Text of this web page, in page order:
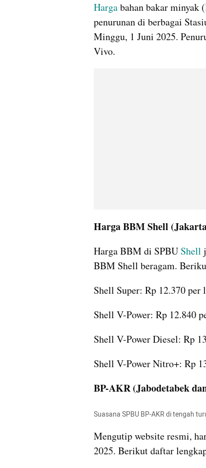
Harga bahan bakar minyak (
penurunan di berbagai
Minggu, 1 Juni 2025.
Vivo.
Harga BBM Shell
Harga BBM di SPBU Shell
BBM Shell beragam.
Shell Super: Rp 12.370
Shell V-Power: Rp 12.840
Shell V-Power Diesel: Rp
Shell V-Power Nitro+: Rp
BP-AKR (Jabodetabek
Suasana SPBU BP-AKR di tengah
Mengutip website resmi,
2025. Berikut daftar